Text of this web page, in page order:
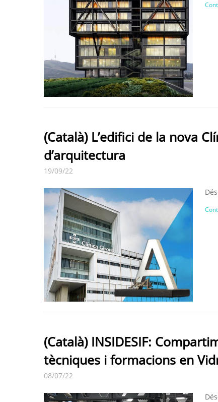
(Català) L’edifici de la nova
d’arquitectura
19/09/22
(Català) INSIDESIF:
tècniques i formacions en
08/07/22